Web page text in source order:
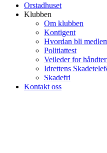
Orstadhuset
Klubben
Om klubben
Kontigent
Hvordan bli
Politiattest
Veileder for
Idrettens
Skadefri
Kontakt oss